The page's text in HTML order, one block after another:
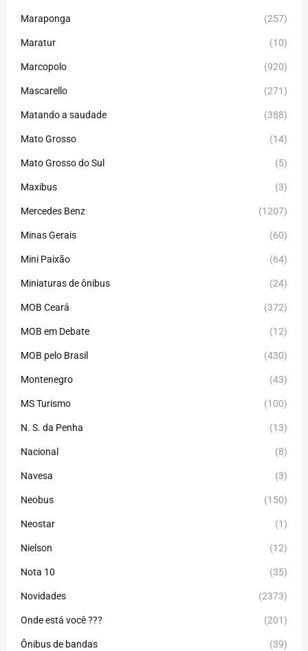
Maraponga (257)
Maratur (10)
Marcopolo (920)
Mascarello (271)
Matando a saudade (388)
Mato Grosso (14)
Mato Grosso do Sul (5)
Maxibus (3)
Mercedes Benz (1207)
Minas Gerais (60)
Mini Paixão (64)
Miniaturas de ônibus (24)
MOB Ceará (372)
MOB em Debate (12)
MOB pelo Brasil (430)
Montenegro (43)
MS Turismo (100)
N. S. da Penha (13)
Nacional (8)
Navesa (3)
Neobus (150)
Neostar (1)
Nielson (12)
Nota 10 (35)
Novidades (2373)
Onde está você ??? (201)
Ônibus de bandas (39)